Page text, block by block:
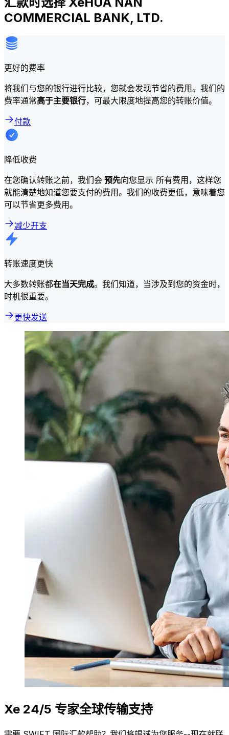
COMMERCIAL BANK, LTD.
更好的费率
将我们与您的银行进行比较，您就会发现节省的费用。我们的
费率通常高于主要银行，可最大限度地提高您的转账价值。
付款
降低收费
在您确认转账之前，我们会 预先向您显示 所有费用，这样您
就能清楚地知道您要支付的费用。我们的收费更低，意味着您
可以节省更多费用。
减少开支
转账速度更快
大多数转账都在当天完成。我们知道，当涉及到您的资金时，
时机很重要。
更快发送
Xe 24/5 专家全球传输支持